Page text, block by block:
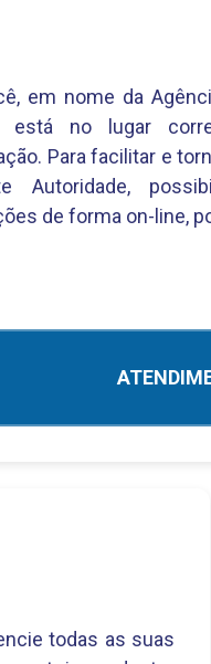
em nome da
está no lugar
Para facilitar e
Autoridade,
de forma on-line,
todas as suas